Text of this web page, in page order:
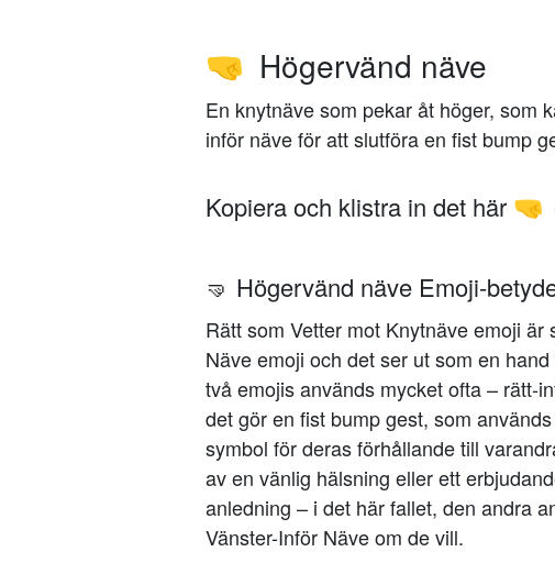
🤜 Högervänd näve
En knytnäve som pekar åt höger, som
inför näve för att slutföra en fist bump
Kopiera och klistra in det här 🤜
🤜 Högervänd näve Emoji-
Rätt som Vetter mot Knytnäve emoji
Näve emoji och det ser ut som en
två emojis används mycket ofta – rätt-
det gör en fist bump gest, som
symbol för deras förhållande till
av en vänlig hälsning eller ett
anledning – i det här fallet, den andra
Vänster-Inför Näve om de vill.